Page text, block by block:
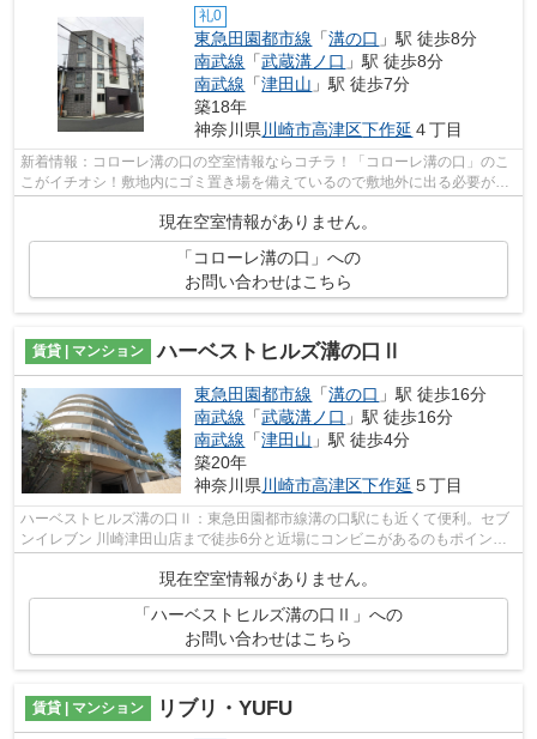
礼0
東急田園都市線 「溝の口 」駅 徒歩8分
南武線 「武蔵溝ノ口 」駅 徒歩8分
南武線 「津田山 」駅 徒歩7分
築18年
神奈川県 川崎市高津区下作延 ４丁目
新着情報：コローレ溝の口の空室情報ならコチラ！「コローレ溝の口」のこ
こがイチオシ！敷地内にゴミ置き場を備えているので敷地外に出る必要が無
現在空室情報がありません。
「コローレ溝の口」への
お問い合わせはこちら
賃貸 | マンション ハーベストヒルズ溝の口Ⅱ
東急田園都市線 「溝の口 」駅 徒歩16分
南武線 「武蔵溝ノ口 」駅 徒歩16分
南武線 「津田山 」駅 徒歩4分
築20年
神奈川県川崎市高津区下作延 ５丁目
ハーベストヒルズ溝の口Ⅱ：東急田園都市線溝の口駅にも近くて便利。セブ
ンイレブン 川崎津田山店まで徒歩6分と近場にコンビニがあるのもポイン
ト。共用部にはエレベータ・敷地内ごみ置...
現在空室情報がありません。
「ハーベストヒルズ溝の口Ⅱ」への
お問い合わせはこちら
賃貸 | マンション リブリ・YUFU